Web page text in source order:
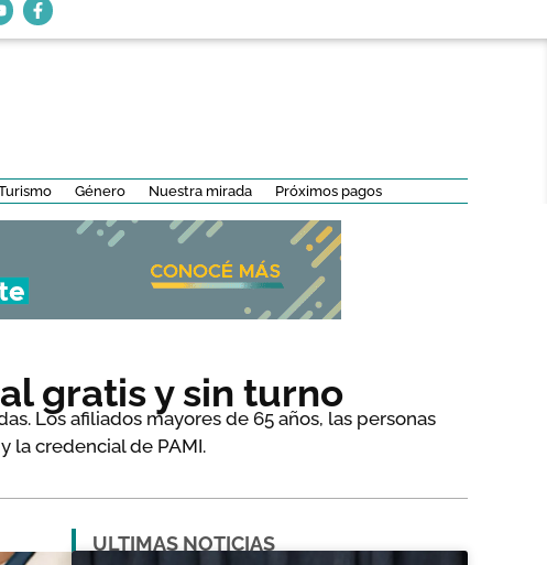
Género Nuestra mirada Próximos pagos
gratis y sin turno
Los afiliados mayores de 65 años, las personas
la credencial de PAMI.
ULTIMAS NOTICIAS